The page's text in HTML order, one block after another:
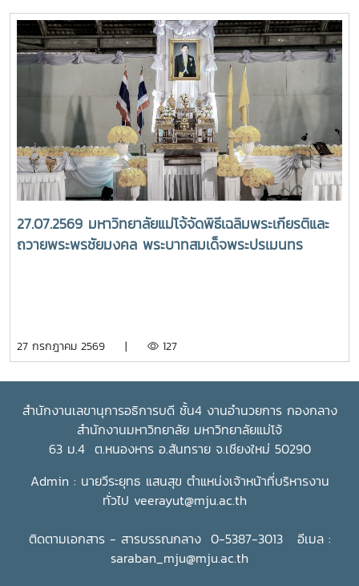
พระบรมราชชนนีพันปีหลวง ณ พระที่นั่งดุสิตมหาปราสาท
พระบรมมหาราชวัง และเข้ากราบถวายบังคมพระศพสมเด็จ
พระเจ้าลูกเธอ เจ้าฟ้าพัชรกิติยาภา นเรนทิราเทพยวดี กรมหลวง
ราชสาริณีสิริพัชร มหาวัชรราชธิดา ณ พระที่นั่งพิมานรัตยา
พระบรมมหาราชวังการเข้าร่วมพิธีในครั้งนี้ นับเป็นพระ
มหากรุณาธิคุณล้นเกล้าล้นกระหม่อมแก่คณะผู้บริหาร
มหาวิทยาลัย สมาคมศิษย์เก่า และบุคลากร มหาวิทยาลัยแม่โจ้ที่ได้
ร่วมแสดงความจงรักภักดี ถวายความอาลัยและน้อมรำลึกในพระ
มหากรุณาธิคุณอย่างหาที่สุดมิได้
27.07.2569 มหาวิทยาลัยแม่โจ้จัดพิธีเฉลิมพระเกียรติและ
ถวายพระพรชัยมงคล พระบาทสมเด็จพระปรเมนทร
27 กรกฎาคม 2569 | 127
สำนักงานเลขานุการอธิการบดี ชั้น4 งานอำนวยการ กองกลาง
สำนักงานมหาวิทยาลัย มหาวิทยาลัยแม่โจ้
63 ม.4 ต.หนองหาร อ.สันทราย จ.เชียงใหม่ 50290
Admin : นายวีระยุทธ แสนสุข ตำแหน่งเจ้าหน้าที่บริหารงาน
ทั่วไป veerayut@mju.ac.th
ติดตามเอกสาร - สารบรรณกลาง 0-5387-3013 อีเมล :
saraban_mju@mju.ac.th